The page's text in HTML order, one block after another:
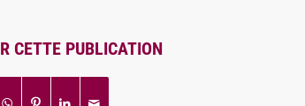
CETTE PUBLICATION